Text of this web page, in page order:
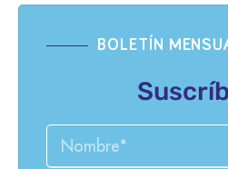
BOLETÍN